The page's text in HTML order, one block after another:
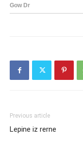
Previous article
Lepine iz rerne